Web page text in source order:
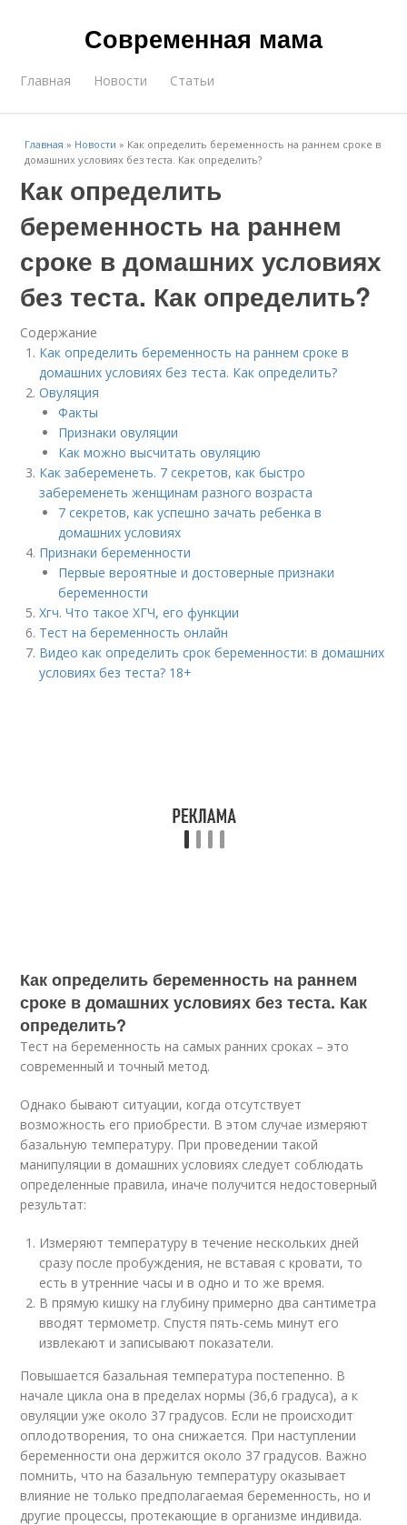
Современная мама
Главная Новости Статьи
Главная » Новости » Как определить беременность на раннем сроке в
домашних условиях без теста. Как определить?
Как определить
беременность на раннем
сроке в домашних условиях
без теста. Как определить?
Содержание
Как определить беременность на раннем сроке в
домашних условиях без теста. Как определить?
Овуляция
Факты⁣
Признаки овуляции⁣
Как можно высчитать овуляцию⁣
Как забеременеть. 7 секретов, как быстро
забеременеть женщинам разного возраста
7 секретов, как успешно зачать ребенка в
домашних условиях
Признаки беременности
Первые вероятные и достоверные признаки
беременности
Хгч. Что такое ХГЧ, его функции
Тест на беременность онлайн
Видео как определить срок беременности: в домашних
условиях без теста? 18+
Как определить беременность на раннем
сроке в домашних условиях без теста. Как
определить?
Тест на беременность на самых ранних сроках – это
современный и точный метод.
Однако бывают ситуации, когда отсутствует
возможность его приобрести. В этом случае измеряют
базальную температуру. При проведении такой
манипуляции в домашних условиях следует соблюдать
определенные правила, иначе получится недостоверный
результат:
Измеряют температуру в течение нескольких дней
сразу после пробуждения, не вставая с кровати, то
есть в утренние часы и в одно и то же время.
В прямую кишку на глубину примерно два сантиметра
вводят термометр. Спустя пять-семь минут его
извлекают и записывают показатели.
Повышается базальная температура постепенно. В
начале цикла она в пределах нормы (36,6 градуса), а к
овуляции уже около 37 градусов. Если не происходит
оплодотворения, то она снижается. При наступлении
беременности она держится около 37 градусов. Важно
помнить, что на базальную температуру оказывает
влияние не только предполагаемая беременность, но и
другие процессы, протекающие в организме индивида.